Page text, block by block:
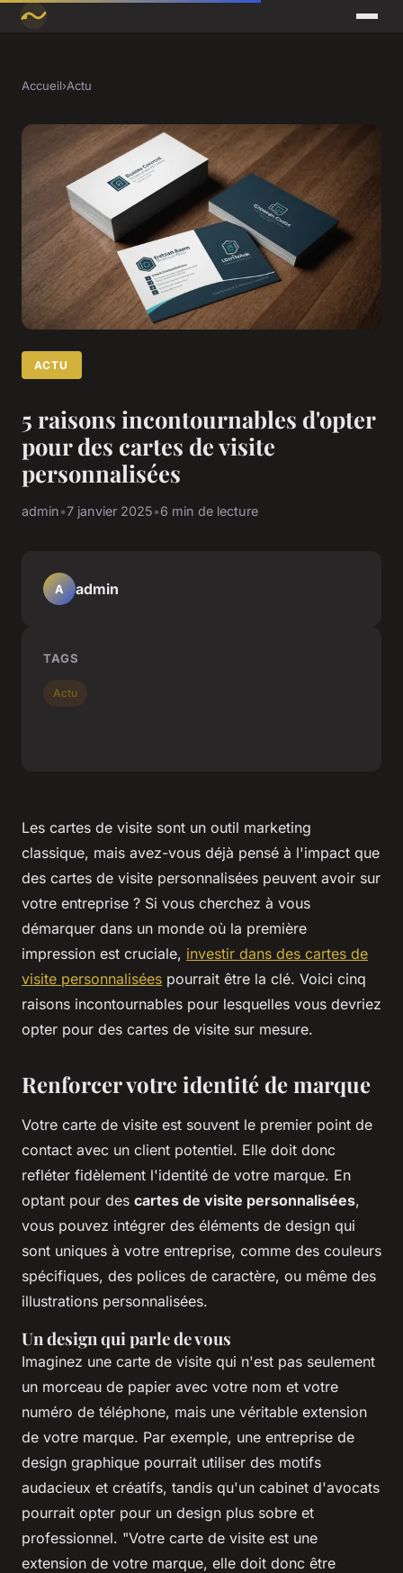
Accueil›Actu
ACTU
5 raisons incontournables d'opter
pour des cartes de visite
personnalisées
admin•7 janvier 2025•6 min de lecture
Les cartes de visite sont un outil marketing
classique, mais avez-vous déjà pensé à l'impact que
des cartes de visite personnalisées peuvent avoir sur
votre entreprise ? Si vous cherchez à vous
démarquer dans un monde où la première
impression est cruciale, investir dans des cartes de
visite personnalisées pourrait être la clé. Voici cinq
raisons incontournables pour lesquelles vous devriez
opter pour des cartes de visite sur mesure.
Renforcer votre identité de marque
Votre carte de visite est souvent le premier point de
contact avec un client potentiel. Elle doit donc
refléter fidèlement l'identité de votre marque. En
optant pour des cartes de visite personnalisées,
vous pouvez intégrer des éléments de design qui
sont uniques à votre entreprise, comme des couleurs
spécifiques, des polices de caractère, ou même des
illustrations personnalisées.
Un design qui parle de vous
Imaginez une carte de visite qui n'est pas seulement
un morceau de papier avec votre nom et votre
numéro de téléphone, mais une véritable extension
de votre marque. Par exemple, une entreprise de
design graphique pourrait utiliser des motifs
audacieux et créatifs, tandis qu'un cabinet d'avocats
pourrait opter pour un design plus sobre et
professionnel. "Votre carte de visite est une
extension de votre marque, elle doit donc être
A admin
TAGS
Actu